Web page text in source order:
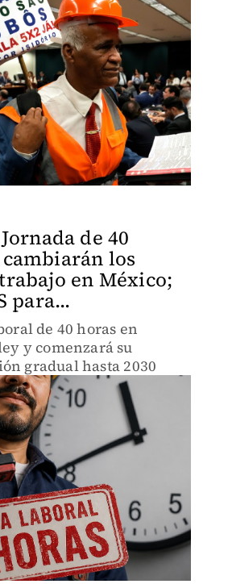
de 40
los
en México;
para...
de 40 horas en
y comenzará su
gradual hasta 2030